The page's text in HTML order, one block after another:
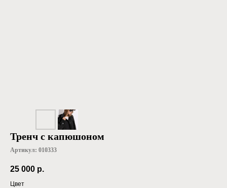
Тренч с капюшоном
Артикул: 010333
25 000 р.
Цвет